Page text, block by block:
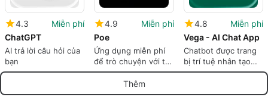
4.3
Miễn phí
ChatGPT
AI trả lời câu hỏi của
bạn
4.9
Miễn phí
Poe
Ứng dụng miễn phí
để trò chuyện với trí
tuệ nhân tạo.
4.8
Miễn phí
Vega - AI Chat App
Chatbot được trang
bị trí tuệ nhân tạo
cho điện thoại thông
Thêm